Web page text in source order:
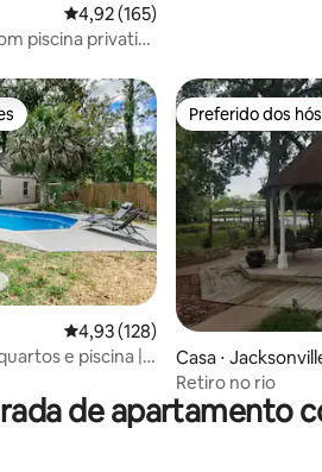
4,92 de uma avaliação média de
4,92 (165)
piscina privativa
avaliações
4,93 de uma avaliação média
4,93 (128)
e piscina |
Preferido dos
Preferido dos
Casa ⋅
Retiro no rio
de apartamento